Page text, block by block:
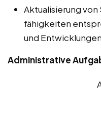
Aktualisierung
fähigkeiten
und
Administrative